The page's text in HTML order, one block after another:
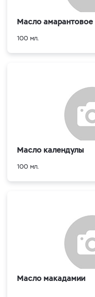
Масло амарантовое
100 мл.
Масло календулы
100 мл.
Масло макадамии